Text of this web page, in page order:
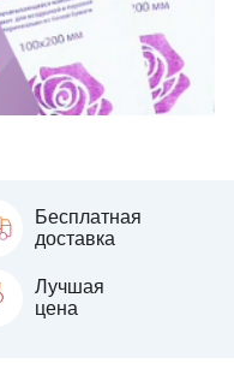
Бесплатная
доставка
Лучшая
цена